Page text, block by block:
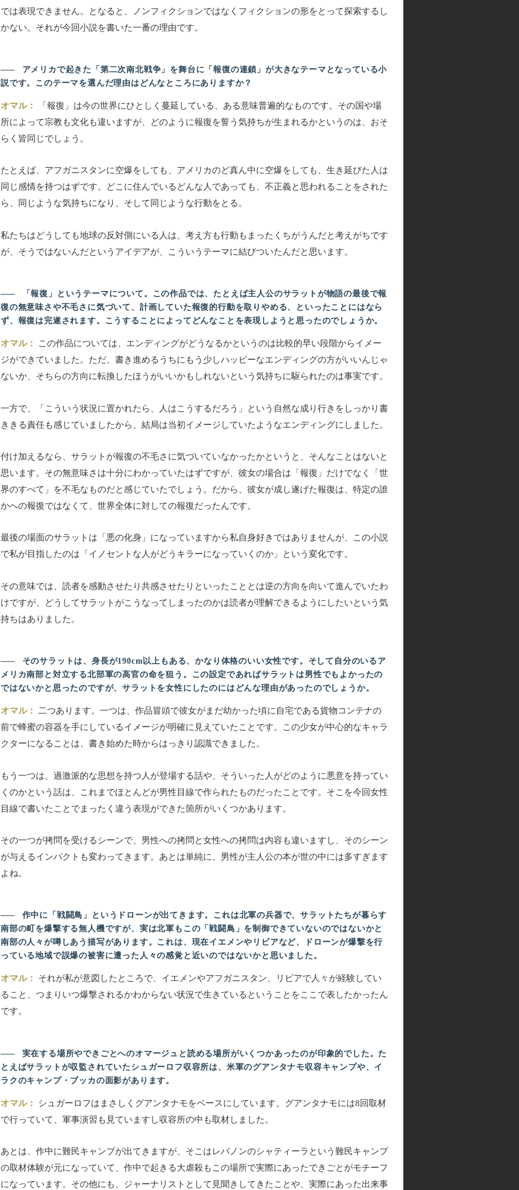
では表現できません。となると、ノンフィクションではなくフィクションの形をとって探索するし
かない。それが今回小説を書いた一番の理由です。
――
アメリカで起きた「第二次南北戦争」を舞台に「報復の連鎖」が大きなテーマとなっている小
説です。このテーマを選んだ理由はどんなところにありますか？
オマル：
「報復」は今の世界にひとしく蔓延している、ある意味普遍的なものです。その国や場
所によって宗教も文化も違いますが、どのように報復を誓う気持ちが生まれるかというのは、おそ
らく皆同じでしょう。
たとえば、アフガニスタンに空爆をしても、アメリカのど真ん中に空爆をしても、生き延びた人は
同じ感情を持つはずです。どこに住んでいるどんな人であっても、不正義と思われることをされた
ら、同じような気持ちになり、そして同じような行動をとる。
私たちはどうしても地球の反対側にいる人は、考え方も行動もまったくちがうんだと考えがちです
が、そうではないんだというアイデアが、こういうテーマに結びついたんだと思います。
――
「報復」というテーマについて。この作品では、たとえば主人公のサラットが物語の最後で報
復の無意味さや不毛さに気づいて、計画していた報復的行動を取りやめる、といったことにはなら
ず、報復は完遂されます。こうすることによってどんなことを表現しようと思ったのでしょうか。
オマル：
この作品については、エンディングがどうなるかというのは比較的早い段階からイメー
ジができていました。ただ、書き進めるうちにもう少しハッピーなエンディングの方がいいんじゃ
ないか、そちらの方向に転換したほうがいいかもしれないという気持ちに駆られたのは事実です。
一方で、「こういう状況に置かれたら、人はこうするだろう」という自然な成り行きをしっかり書
ききる責任も感じていましたから、結局は当初イメージしていたようなエンディングにしました。
付け加えるなら、サラットが報復の不毛さに気づいていなかったかというと、そんなことはないと
思います。その無意味さは十分にわかっていたはずですが、彼女の場合は「報復」だけでなく「世
界のすべて」を不毛なものだと感じていたでしょう。だから、彼女が成し遂げた報復は、特定の誰
かへの報復ではなくて、世界全体に対しての報復だったんです。
最後の場面のサラットは「悪の化身」になっていますから私自身好きではありませんが、この小説
で私が目指したのは「イノセントな人がどうキラーになっていくのか」という変化です。
その意味では、読者を感動させたり共感させたりといったこととは逆の方向を向いて進んでいたわ
けですが、どうしてサラットがこうなってしまったのかは読者が理解できるようにしたいという気
持ちはありました。
――
そのサラットは、身長が190cm以上もある、かなり体格のいい女性です。そして自分のいるア
メリカ南部と対立する北部軍の高官の命を狙う。この設定であればサラットは男性でもよかったの
ではないかと思ったのですが、サラットを女性にしたのにはどんな理由があったのでしょうか。
オマル：
二つあります。一つは、作品冒頭で彼女がまだ幼かった頃に自宅である貨物コンテナの
前で蜂蜜の容器を手にしているイメージが明確に見えていたことです。この少女が中心的なキャラ
クターになることは、書き始めた時からはっきり認識できました。
もう一つは、過激派的な思想を持つ人が登場する話や、そういった人がどのように悪意を持ってい
くのかという話は、これまでほとんどが男性目線で作られたものだったことです。そこを今回女性
目線で書いたことでまったく違う表現ができた箇所がいくつかあります。
その一つが拷問を受けるシーンで、男性への拷問と女性への拷問は内容も違いますし、そのシーン
が与えるインパクトも変わってきます。あとは単純に、男性が主人公の本が世の中には多すぎます
よね。
――
作中に「戦闘鳥」というドローンが出てきます。これは北軍の兵器で、サラットたちが暮らす
南部の町を爆撃する無人機ですが、実は北軍もこの「戦闘鳥」を制御できていないのではないかと
南部の人々が噂しあう描写があります。これは、現在イエメンやリビアなど、ドローンが爆撃を行
っている地域で誤爆の被害に遭った人々の感覚と近いのではないかと思いました。
オマル：
それが私が意図したところで、イエメンやアフガニスタン、リビアで人々が経験してい
ること、つまりいつ爆撃されるかわからない状況で生きているということをここで表したかったん
です。
――
実在する場所やできごとへのオマージュと読める場所がいくつかあったのが印象的でした。た
とえばサラットが収監されていたシュガーロフ収容所は、米軍のグアンタナモ収容キャンプや、イ
ラクのキャンプ・ブッカの面影があります。
オマル：
シュガーロフはまさしくグアンタナモをベースにしています。グアンタナモには8回取材
で行っていて、軍事演習も見ていますし収容所の中も取材しました。
あとは、作中に難民キャンプが出てきますが、そこはレバノンのシャティーラという難民キャンプ
の取材体験が元になっていて、作中で起きる大虐殺もこの場所で実際にあったできごとがモチーフ
になっています。その他にも、ジャーナリストとして見聞きしてきたことや、実際にあった出来事